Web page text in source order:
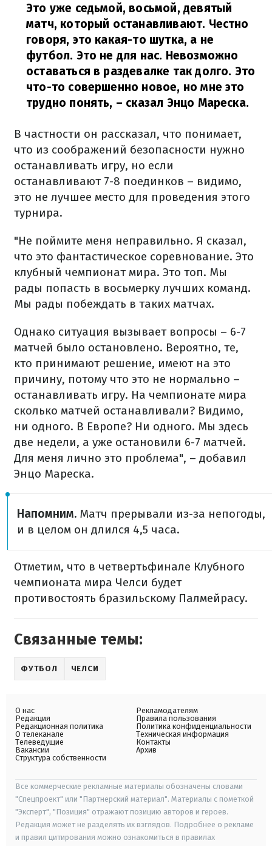
Это уже седьмой, восьмой, девятый
матч, который останавливают. Честно
говоря, это какая-то шутка, а не
футбол. Это не для нас. Невозможно
оставаться в раздевалке так долго. Это
что-то совершенно новое, но мне это
трудно понять, – сказал Энцо Мареска.
В частности он рассказал, что понимает,
что из соображений безопасности нужно
останавливать игру, но если
останавливают 7-8 поединков – видимо,
это не лучшее место для проведения этого
турнира.
"Не поймите меня неправильно. Я сказал,
что это фантастическое соревнование. Это
клубный чемпионат мира. Это топ. Мы
рады попасть в восьмерку лучших команд.
Мы рады побеждать в таких матчах.
Однако ситуация вызывает вопросы – 6-7
матчей было остановлено. Вероятно, те,
кто принимают решение, имеют на это
причину, потому что это не нормально –
останавливать игру. На чемпионате мира
сколько матчей останавливали? Видимо,
ни одного. В Европе? Ни одного. Мы здесь
две недели, а уже остановили 6-7 матчей.
Для меня лично это проблема", – добавил
Энцо Мареска.
Напомним. Матч прерывали из-за непогоды,
и в целом он длился 4,5 часа.
Отметим, что в четвертьфинале Клубного
чемпионата мира Челси будет
противостоять бразильскому Палмейрасу.
Связанные темы:
ФУТБОЛ ЧЕЛСИ
О нас
Редакция
Редакционная политика
О телеканале
Телеведущие
Вакансии
Структура собственности
Рекламодателям
Правила пользования
Политика конфиденциальности
Техническая информация
Контакты
Архив
Все коммерческие рекламные материалы обозначены словами
"Спецпроект" или "Партнерский материал". Материалы с пометкой
"Эксперт", "Позиция" отражают позицию авторов и героев.
Редакция может не разделять их взглядов. Подробнее о рекламе
и правил цитирования можно ознакомиться в правилах